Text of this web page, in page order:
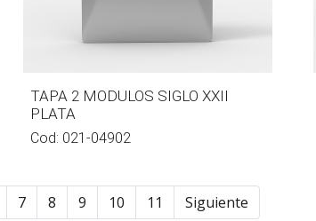
TAPA 2 MODULOS SIGLO XXII
PLATA
Cod: 021-04902
7 8 9 10 11 Siguiente